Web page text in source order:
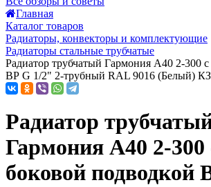
Главная
Каталог товаров
Радиаторы, конвекторы и комплектующие
Радиаторы стальные трубчатые
Радиатор трубчатый Гармония А40 2-300
ВР G 1/2" 2-трубный RAL 9016 (Белый)
Радиатор
Гармония А40 2-300
боковой подводкой